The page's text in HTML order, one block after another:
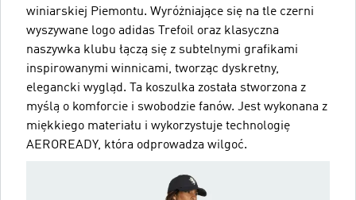
winiarskiej Piemontu. Wyróżniające się na tle czerni
wyszywane logo adidas Trefoil oraz klasyczna
naszywka klubu łączą się z subtelnymi grafikami
inspirowanymi winnicami, tworząc dyskretny,
elegancki wygląd. Ta koszulka została stworzona z
myślą o komforcie i swobodzie fanów. Jest wykonana z
miękkiego materiału i wykorzystuje technologię
AEROREADY, która odprowadza wilgoć.